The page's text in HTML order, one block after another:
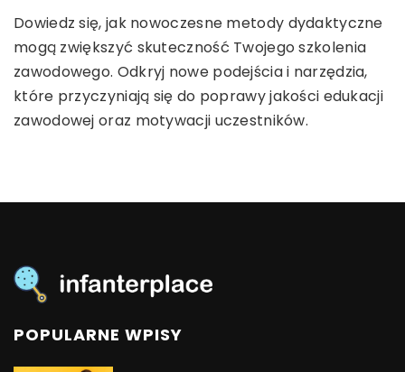
Dowiedz się, jak zacząć swoją przygodę z
kolekcjonowaniem monet, jakie kroki podjąć na
start oraz jak unikać typowych pułapek
początkujących numizmatyków. Wejdź w świat
pasjonującego gromadzenia numizmatów i odkryj
Odkryj najlepsze składniki aktywne, które mogą
wesprzeć Twoją walkę z nadprogramowymi
kilogramami i poprawić efektywność suplementów
diety.
Dowiedz się, jak nowoczesne metody dydaktyczne
mogą zwiększyć skuteczność Twojego szkolenia
zawodowego. Odkryj nowe podejścia i narzędzia,
które przyczyniają się do poprawy jakości edukacji
zawodowej oraz motywacji uczestników.
POPULARNE WPISY